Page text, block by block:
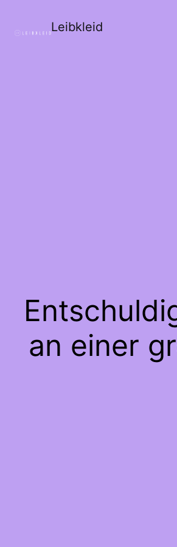
Leibkleid
an einer